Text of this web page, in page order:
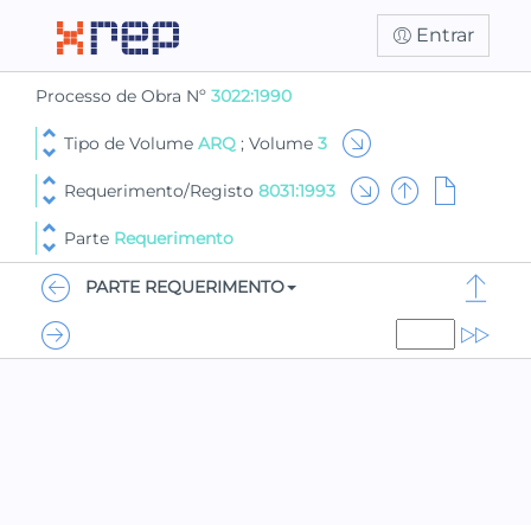
Entrar
Processo de Obra Nº 3022:1990
Tipo de Volume ARQ ; Volume 3
Requerimento/Registo 8031:1993
Parte Requerimento
PARTE REQUERIMENTO